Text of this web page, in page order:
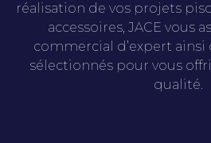
réalisation de vos projets
accessoires, JACE vous
commercial d’expert
sélectionnés pour vous
qualité.